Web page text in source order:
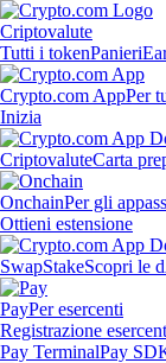
Criptovalute
Tutti i tokenPanieri
Crypto.com AppPer
Inizia
CriptovaluteCarta
OnchainPer gli
Ottieni estensione
SwapStakeScopri le
PayPer esercenti
Registrazione
Pay TerminalPay